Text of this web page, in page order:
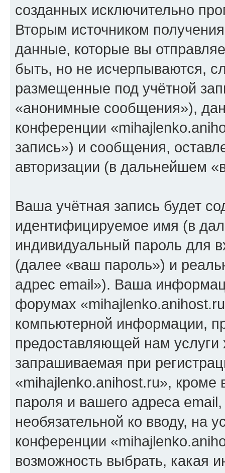
созданных исключительно
Вторым источником
данные, которые вы
быть, но не исчерпываются,
размещенные под учётной
«анонимные сообщения»),
конференции
запись») и сообщения,
авторизации (в дальнейшем
Ваша учётная запись будет
идентифицируемое имя (в
индивидуальный пароль для
(далее «ваш пароль») и
адрес email»). Ваша
форумах
компьютерной информации,
предоставляющей нам
запрашиваемая при
«mihajlenko.anihost.ru», кроме
пароля и вашего адреса
необязательной ко вводу, на
конференции
возможность выбрать, какая